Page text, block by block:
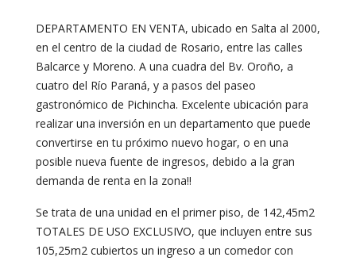
DEPARTAMENTO EN VENTA, ubicado en Salta al 2000,
en el centro de la ciudad de Rosario, entre las calles
Balcarce y Moreno. A una cuadra del Bv. Oroño, a
cuatro del Río Paraná, y a pasos del paseo
gastronómico de Pichincha. Excelente ubicación para
realizar una inversión en un departamento que puede
convertirse en tu próximo nuevo hogar, o en una
posible nueva fuente de ingresos, debido a la gran
demanda de renta en la zona!!
Se trata de una unidad en el primer piso, de 142,45m2
TOTALES DE USO EXCLUSIVO, que incluyen entre sus
105,25m2 cubiertos un ingreso a un comedor con